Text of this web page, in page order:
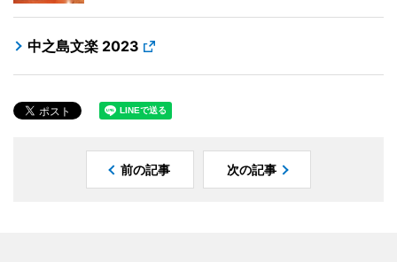
中之島文楽 2023
前の記事 次の記事